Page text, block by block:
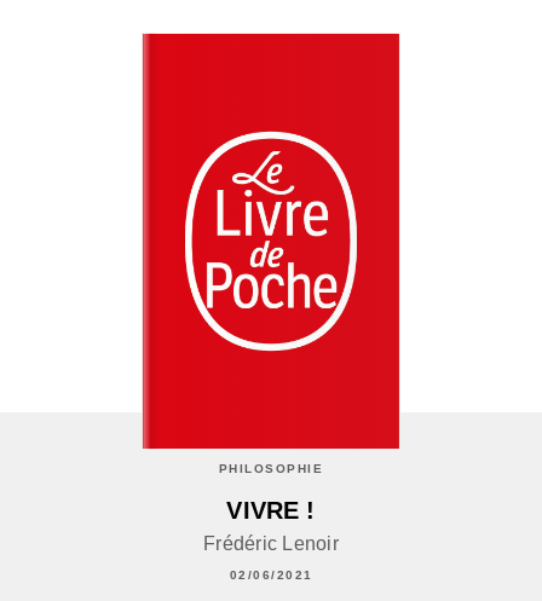
PHILOSOPHIE
VIVRE !
Frédéric Lenoir
02/06/2021